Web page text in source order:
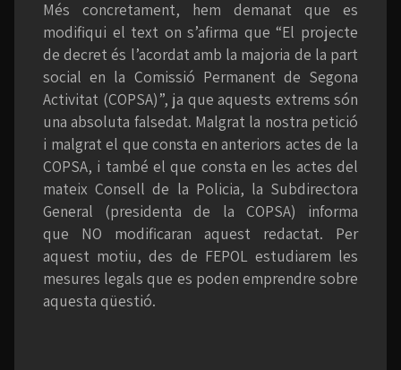
Més concretament, hem demanat que es
modifiqui el text on s’afirma que “El projecte
de decret és l’acordat amb la majoria de la part
social en la Comissió Permanent de Segona
Activitat (COPSA)”, ja que aquests extrems són
una absoluta falsedat. Malgrat la nostra petició
i malgrat el que consta en anteriors actes de la
COPSA, i també el que consta en les actes del
mateix Consell de la Policia, la Subdirectora
General (presidenta de la COPSA) informa
que NO modificaran aquest redactat. Per
aquest motiu, des de FEPOL estudiarem les
mesures legals que es poden emprendre sobre
aquesta qüestió.